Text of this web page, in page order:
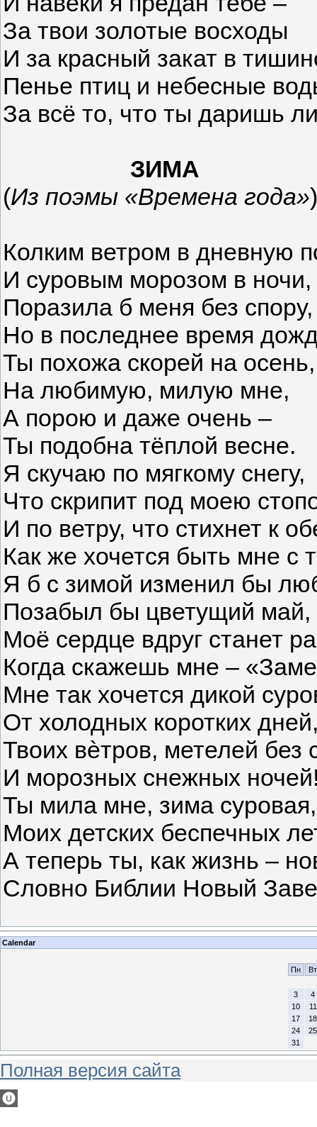
За твои золотые восходы
И за красный закат в
Пенье птиц и небесные
За всё то, что ты даришь
ЗИМА
(Из поэмы «Времена года»)
Колким ветром в дневную
И суровым морозом в ночи,
Поразила б меня без спору,
Но в последнее время
Ты похожа скорей на осень,
На любимую, милую мне,
А порою и даже очень –
Ты подобна тёплой весне.
Я скучаю по мягкому снегу,
Что скрипит под моею
И по ветру, что стихнет к
Как же хочется быть мне с
Я б с зимой изменил бы
Позабыл бы цветущий май,
Моё сердце вдруг станет
Когда скажешь мне –
Мне так хочется дикой
От холодных коротких
Твоих вѐтров, метелей без
И морозных снежных
Ты мила мне, зима суровая,
Моих детских беспечных
А теперь ты, как жизнь –
Словно Библии Новый
Calendar
Пн
Вт
3
4
10
11
17
18
24
25
31
Полная версия сайта